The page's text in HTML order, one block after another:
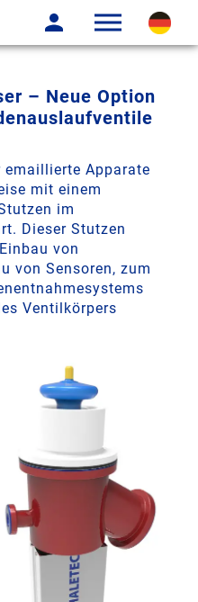
– Neue Option
Apparate
mit einem
im
Dieser Stutzen
von
von Sensoren, zum
Ventilkörpers